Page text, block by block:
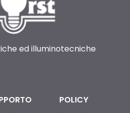
ed illuminotecniche
POLICY